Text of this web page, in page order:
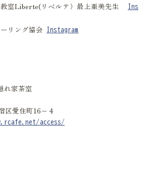
Liberte(リベルテ）最上亜美先生
Ins
リング協会 Instagram
れ家茶室
区愛住町16−４
access/